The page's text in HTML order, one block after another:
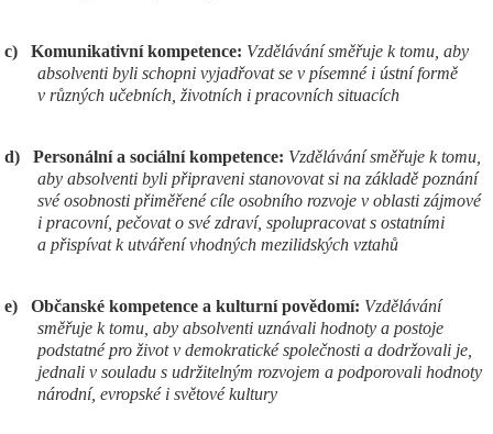
c) Komunikativní kompetence: Vzdělávání směřuje k tomu, aby
absolventi byli schopni vyjadřovat se v písemné i ústní formě
v různých učebních, životních i pracovních situacích
d) Personální a sociální kompetence: Vzdělávání směřuje k tomu,
aby absolventi byli připraveni stanovovat si na základě poznání
své osobnosti přiměřené cíle osobního rozvoje v oblasti zájmové
i pracovní, pečovat o své zdraví, spolupracovat s ostatními
a přispívat k utváření vhodných mezilidských vztahů
e) Občanské kompetence a kulturní povědomí: Vzdělávání
směřuje k tomu, aby absolventi uznávali hodnoty a postoje
podstatné pro život v demokratické společnosti a dodržovali je,
jednali v souladu s udržitelným rozvojem a podporovali hodnoty
národní, evropské i světové kultury